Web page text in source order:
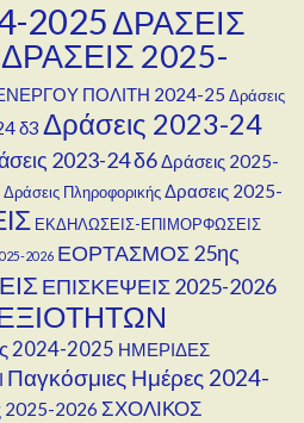
2025ΔΡΑΣΕΙΣ
ΔΡΑΣΕΙΣ 2025-
ΠΟΛΙΤΗ 2024-25 Δράσεις
δ3 Δράσεις 2023-24
2023-24 δ6Δράσεις 2025-
Δράσεις ΠληροφορικήςΔρασεις 2025-
ΕΚΔΗΛΩΣΕΙΣ-ΕΠΙΜΟΡΦΩΣΕΙΣ
2026 ΕΟΡΤΑΣΜΟΣ 25ης
ΕΠΙΣΚΕΨΕΙΣ 2025-2026
2024-2025 ΗΜΕΡΙΔΕΣ
Παγκόσμιες Ημέρες 2024-
2025-2026 ΣΧΟΛΙΚΟΣ